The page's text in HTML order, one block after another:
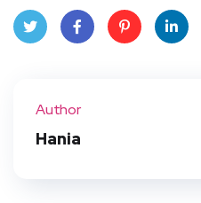
Author
Hania